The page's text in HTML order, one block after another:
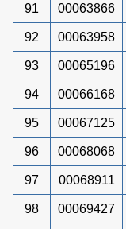
91 00063866
92 00063958
93 00065196
94 00066168
95 00067125
96 00068068
97 00068911
98 00069427